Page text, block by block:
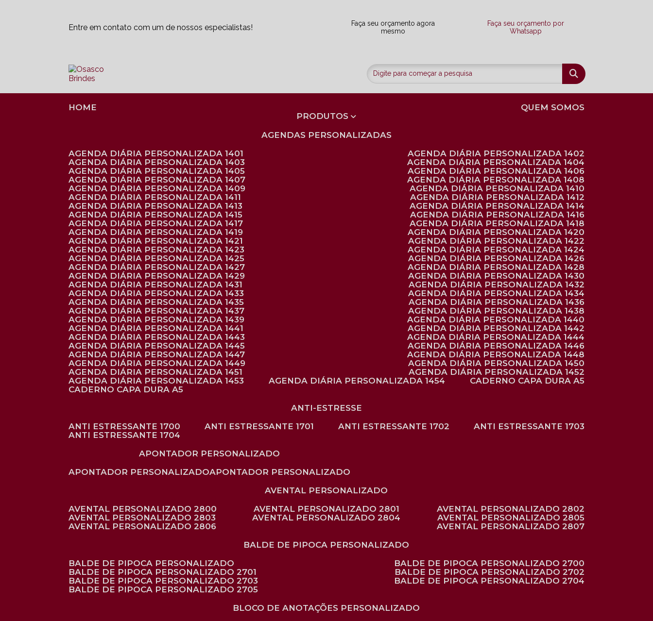
Entre em contato com um de nossos especialistas!
Faça seu orçamento agora
mesmo
Faça seu orçamento por
Whatsapp
HOME
QUEM SOMOS
PRODUTOS
AGENDAS PERSONALIZADAS
AGENDA DIÁRIA PERSONALIZADA 1401
AGENDA DIÁRIA PERSONALIZADA 1402
AGENDA DIÁRIA PERSONALIZADA 1403
AGENDA DIÁRIA PERSONALIZADA 1404
AGENDA DIÁRIA PERSONALIZADA 1405
AGENDA DIÁRIA PERSONALIZADA 1406
AGENDA DIÁRIA PERSONALIZADA 1407
AGENDA DIÁRIA PERSONALIZADA 1408
AGENDA DIÁRIA PERSONALIZADA 1409
AGENDA DIÁRIA PERSONALIZADA 1410
AGENDA DIÁRIA PERSONALIZADA 1411
AGENDA DIÁRIA PERSONALIZADA 1412
AGENDA DIÁRIA PERSONALIZADA 1413
AGENDA DIÁRIA PERSONALIZADA 1414
AGENDA DIÁRIA PERSONALIZADA 1415
AGENDA DIÁRIA PERSONALIZADA 1416
AGENDA DIÁRIA PERSONALIZADA 1417
AGENDA DIÁRIA PERSONALIZADA 1418
AGENDA DIÁRIA PERSONALIZADA 1419
AGENDA DIÁRIA PERSONALIZADA 1420
AGENDA DIÁRIA PERSONALIZADA 1421
AGENDA DIÁRIA PERSONALIZADA 1422
AGENDA DIÁRIA PERSONALIZADA 1423
AGENDA DIÁRIA PERSONALIZADA 1424
AGENDA DIÁRIA PERSONALIZADA 1425
AGENDA DIÁRIA PERSONALIZADA 1426
AGENDA DIÁRIA PERSONALIZADA 1427
AGENDA DIÁRIA PERSONALIZADA 1428
AGENDA DIÁRIA PERSONALIZADA 1429
AGENDA DIÁRIA PERSONALIZADA 1430
AGENDA DIÁRIA PERSONALIZADA 1431
AGENDA DIÁRIA PERSONALIZADA 1432
AGENDA DIÁRIA PERSONALIZADA 1433
AGENDA DIÁRIA PERSONALIZADA 1434
AGENDA DIÁRIA PERSONALIZADA 1435
AGENDA DIÁRIA PERSONALIZADA 1436
AGENDA DIÁRIA PERSONALIZADA 1437
AGENDA DIÁRIA PERSONALIZADA 1438
AGENDA DIÁRIA PERSONALIZADA 1439
AGENDA DIÁRIA PERSONALIZADA 1440
AGENDA DIÁRIA PERSONALIZADA 1441
AGENDA DIÁRIA PERSONALIZADA 1442
AGENDA DIÁRIA PERSONALIZADA 1443
AGENDA DIÁRIA PERSONALIZADA 1444
AGENDA DIÁRIA PERSONALIZADA 1445
AGENDA DIÁRIA PERSONALIZADA 1446
AGENDA DIÁRIA PERSONALIZADA 1447
AGENDA DIÁRIA PERSONALIZADA 1448
AGENDA DIÁRIA PERSONALIZADA 1449
AGENDA DIÁRIA PERSONALIZADA 1450
AGENDA DIÁRIA PERSONALIZADA 1451
AGENDA DIÁRIA PERSONALIZADA 1452
AGENDA DIÁRIA PERSONALIZADA 1453
AGENDA DIÁRIA PERSONALIZADA 1454
CADERNO CAPA DURA A5
CADERNO CAPA DURA A5
ANTI-ESTRESSE
ANTI ESTRESSANTE 1700
ANTI ESTRESSANTE 1701 ANTI ESTRESSANTE 1702
ANTI ESTRESSANTE 1703
ANTI ESTRESSANTE 1704
APONTADOR PERSONALIZADO
APONTADOR PERSONALIZADO
APONTADOR PERSONALIZADO
AVENTAL PERSONALIZADO
AVENTAL PERSONALIZADO 2800
AVENTAL PERSONALIZADO 2801
AVENTAL PERSONALIZADO 2802
AVENTAL PERSONALIZADO 2803
AVENTAL PERSONALIZADO 2804
AVENTAL PERSONALIZADO 2805
AVENTAL PERSONALIZADO 2806
AVENTAL PERSONALIZADO 2807
BALDE DE PIPOCA PERSONALIZADO
BALDE DE PIPOCA PERSONALIZADO
BALDE DE PIPOCA PERSONALIZADO 2700
BALDE DE PIPOCA PERSONALIZADO 2701
BALDE DE PIPOCA PERSONALIZADO 2702
BALDE DE PIPOCA PERSONALIZADO 2703
BALDE DE PIPOCA PERSONALIZADO 2704
BALDE DE PIPOCA PERSONALIZADO 2705
BLOCO DE ANOTAÇÕES PERSONALIZADO